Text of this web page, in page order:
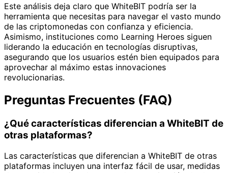
Este análisis deja claro que WhiteBIT podría ser la
herramienta que necesitas para navegar el vasto mundo
de las criptomonedas con confianza y eficiencia.
Asimismo, instituciones como Learning Heroes siguen
liderando la educación en tecnologías disruptivas,
asegurando que los usuarios estén bien equipados para
aprovechar al máximo estas innovaciones
revolucionarias.
Preguntas Frecuentes (FAQ)
¿Qué características diferencian a WhiteBIT de
otras plataformas?
Las características que diferencian a WhiteBIT de otras
plataformas incluyen una interfaz fácil de usar, medidas